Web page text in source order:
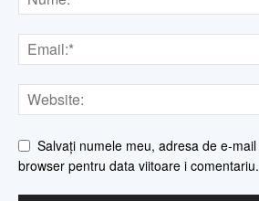
Salvați numele meu, adresa de e-
browser pentru data viitoare i comentariu.